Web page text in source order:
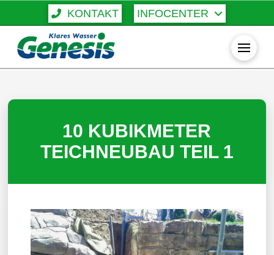
KONTAKT INFOCENTER
10 KUBIKMETER
TEICHNEUBAU TEIL 1